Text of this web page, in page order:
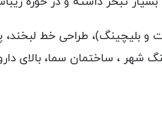
و بلیچینگ)، طراحی خط